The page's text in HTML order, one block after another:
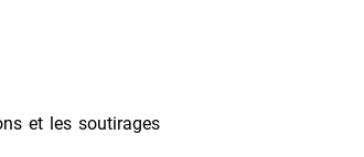
et les soutirages